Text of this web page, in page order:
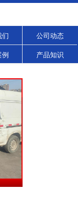
们 公司动态
产品知识